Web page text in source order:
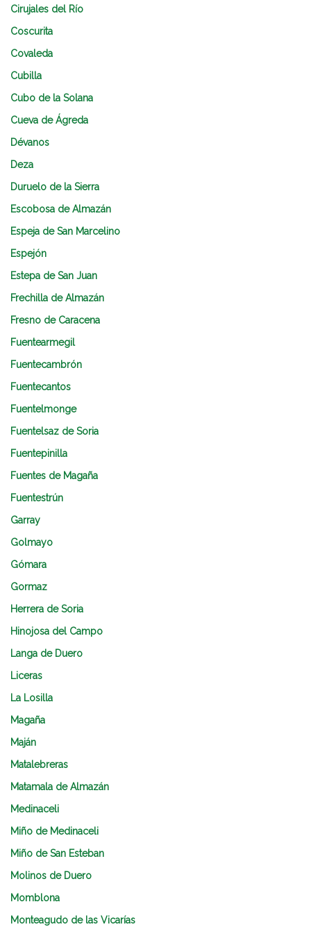
Cirujales del Río
Coscurita
Covaleda
Cubilla
Cubo de la Solana
Cueva de Ágreda
Dévanos
Deza
Duruelo de la Sierra
Escobosa de Almazán
Espeja de San Marcelino
Espejón
Estepa de San Juan
Frechilla de Almazán
Fresno de Caracena
Fuentearmegil
Fuentecambrón
Fuentecantos
Fuentelmonge
Fuentelsaz de Soria
Fuentepinilla
Fuentes de Magaña
Fuentestrún
Garray
Golmayo
Gómara
Gormaz
Herrera de Soria
Hinojosa del Campo
Langa de Duero
Liceras
La Losilla
Magaña
Maján
Matalebreras
Matamala de Almazán
Medinaceli
Miño de Medinaceli
Miño de San Esteban
Molinos de Duero
Momblona
Monteagudo de las Vicarías